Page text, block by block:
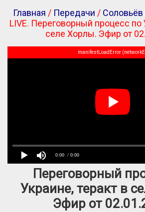
Главная / Передачи / Соловьёв
LIVE. Переговорный процесс по
селе Хорлы. Эфир от
0:00 / 0:00
manifestLoadError
Переговорный
Украине, теракт в
Эфир от